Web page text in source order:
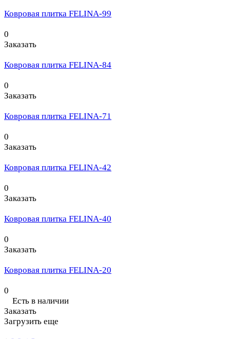
Ковровая плитка FELINA-99
0
Заказать
Ковровая плитка FELINA-84
0
Заказать
Ковровая плитка FELINA-71
0
Заказать
Ковровая плитка FELINA-42
0
Заказать
Ковровая плитка FELINA-40
0
Заказать
Ковровая плитка FELINA-20
0
Есть в наличии
Заказать
Загрузить еще